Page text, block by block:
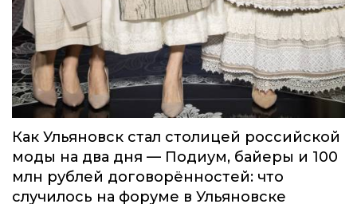
Как Ульяновск стал столицей российской
моды на два дня — Подиум, байеры и 100
млн рублей договорённостей: что
случилось на форуме в Ульяновске